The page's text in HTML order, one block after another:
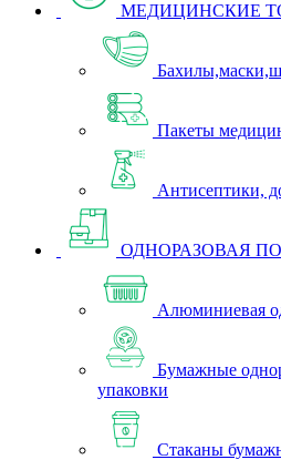
МЕДИЦИНСКИЕ
Пакеты
Антисептики,
ОДНОРАЗОВАЯ
Алюминиевая
Бумажные
упаковки
Стаканы